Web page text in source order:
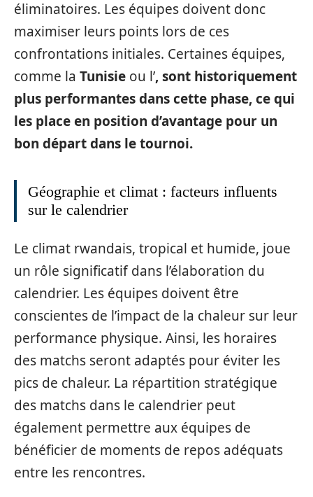
éliminatoires. Les équipes doivent donc
maximiser leurs points lors de ces
confrontations initiales. Certaines équipes,
comme la Tunisie ou l’, sont historiquement
plus performantes dans cette phase, ce qui
les place en position d’avantage pour un
bon départ dans le tournoi.
Géographie et climat : facteurs influents
sur le calendrier
Le climat rwandais, tropical et humide, joue
un rôle significatif dans l’élaboration du
calendrier. Les équipes doivent être
conscientes de l’impact de la chaleur sur leur
performance physique. Ainsi, les horaires
des matchs seront adaptés pour éviter les
pics de chaleur. La répartition stratégique
des matchs dans le calendrier peut
également permettre aux équipes de
bénéficier de moments de repos adéquats
entre les rencontres.